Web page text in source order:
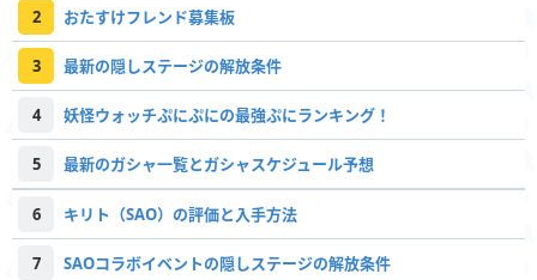
2 おたすけフレンド募集板
3 最新の隠しステージの解放条件
4 妖怪ウォッチぷにぷにの最強ぷにランキング！
5 最新のガシャ一覧とガシャスケジュール予想
6 キリト（SAO）の評価と入手方法
7 SAOコラボイベントの隠しステージの解放条件